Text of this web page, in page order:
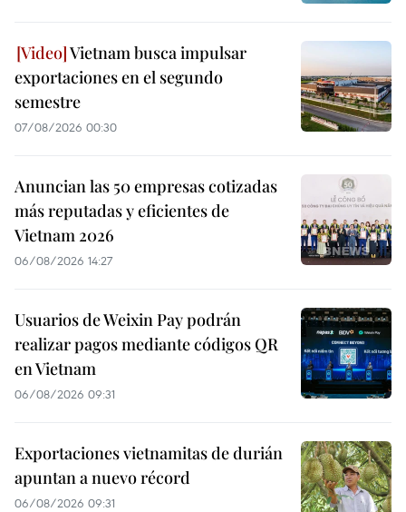
Vietnam busca impulsar
exportaciones en el segundo
semestre
07/08/2026 00:30
Anuncian las 50 empresas cotizadas
más reputadas y eficientes de
Vietnam 2026
06/08/2026 14:27
Usuarios de Weixin Pay podrán
realizar pagos mediante códigos QR
en Vietnam
06/08/2026 09:31
Exportaciones vietnamitas de durián
apuntan a nuevo récord
06/08/2026 09:31